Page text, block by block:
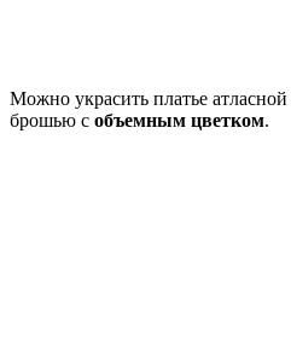
Можно украсить платье
брошью с объемным цветком.